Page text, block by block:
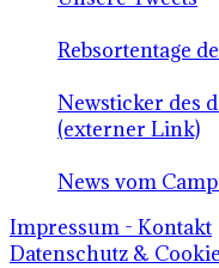
Rebsortentage
Newsticker des
(externer Link)
News vom
Impressum - Kontakt
Datenschutz &